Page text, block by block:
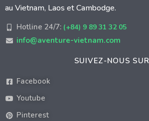
au Vietnam, Laos et Cambodge.
Hotline 24/7: (+84) 9 89 31 32 05
info@aventure-vietnam.com
SUIVEZ-NOUS SUR
Facebook
Youtube
Pinterest